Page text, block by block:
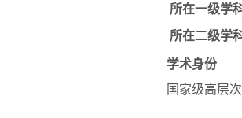
所在一级学
所在二级学
学术身份
国家级高层